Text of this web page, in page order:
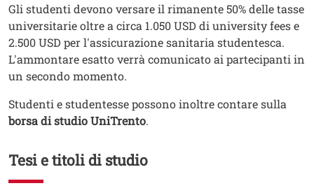
Gli studenti devono versare il rimanente 50% delle tasse
universitarie oltre a circa 1.050 USD di university fees e
2.500 USD per l'assicurazione sanitaria studentesca.
L'ammontare esatto verrà comunicato ai partecipanti in
un secondo momento.
Studenti e studentesse possono inoltre contare sulla
borsa di studio UniTrento.
Tesi e titoli di studio